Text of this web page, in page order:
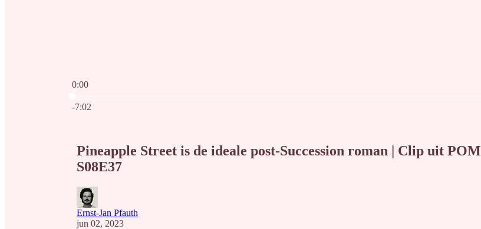
0:00
-7:02
Pineapple Street is de ideale post-Succession roman | Clip uit POM
S08E37
Ernst-Jan Pfauth
jun 02, 2023